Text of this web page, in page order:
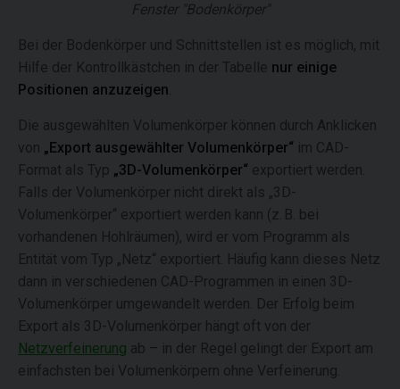
Fenster "Bodenkörper"
Bei der Bodenkörper und Schnittstellen ist es möglich, mit
Hilfe der Kontrollkästchen in der Tabelle nur einige
Positionen anzuzeigen
Die ausgewählten Volumenkörper können durch Anklicken
von „Export ausgewählter Volumenkörper“ im CAD-
Format als Typ „3D-Volumenkörper“ exportiert werden.
Falls der Volumenkörper nicht direkt als „3D-
Volumenkörper“ exportiert werden kann (z. B. bei
vorhandenen Hohlräumen), wird er vom Programm als
Entität vom Typ „Netz“ exportiert. Häufig kann dieses Netz
dann in verschiedenen CAD-Programmen in einen 3D-
Volumenkörper umgewandelt werden. Der Erfolg beim
Export als 3D-Volumenkörper hängt oft von der
Netzverfeinerung ab – in der Regel gelingt der Export am
einfachsten bei Volumenkörpern ohne Verfeinerung.